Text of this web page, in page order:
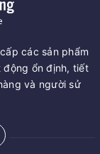
các sản phẩm
động ổn định, tiết
và người sử